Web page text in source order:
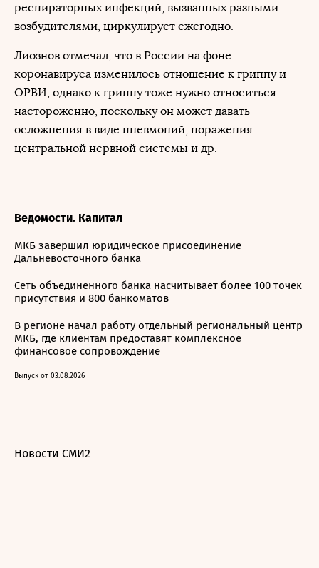
респираторных инфекций, вызванных разными
возбудителями, циркулирует ежегодно.
Лиознов отмечал, что в России на фоне
коронавируса изменилось отношение к гриппу и
ОРВИ, однако к гриппу тоже нужно относиться
настороженно, поскольку он может давать
осложнения в виде пневмоний, поражения
центральной нервной системы и др.
Ведомости. Капитал
МКБ завершил юридическое присоединение
Дальневосточного банка
Сеть объединенного банка насчитывает более 100 точек
присутствия и 800 банкоматов
В регионе начал работу отдельный региональный центр
МКБ, где клиентам предоставят комплексное
финансовое сопровождение
Выпуск от 03.08.2026
Новости СМИ2